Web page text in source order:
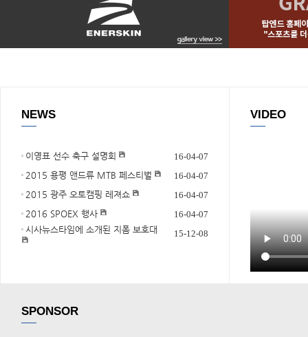
VIDEO
NEWS
이영표 선수 축구 설명회
16-04-07
2015 용평 앤드류 MTB 페스티벌
16-04-07
2015 광주 오토캠핑 레져쇼
16-04-07
2016 SPOEX 행사
16-04-07
시사뉴스타임에 소개된 지폼 보호대
15-12-08
SPONSOR